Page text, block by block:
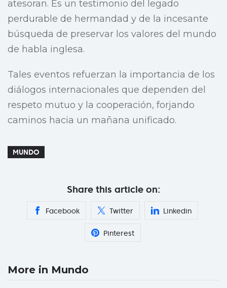
atesoran. Es un testimonio del legado
perdurable de hermandad y de la incesante
búsqueda de preservar los valores del mundo
de habla inglesa.
Tales eventos refuerzan la importancia de los
diálogos internacionales que dependen del
respeto mutuo y la cooperación, forjando
caminos hacia un mañana unificado.
MUNDO
Share this article on:
Facebook Twitter Linkedin
Pinterest
More in Mundo